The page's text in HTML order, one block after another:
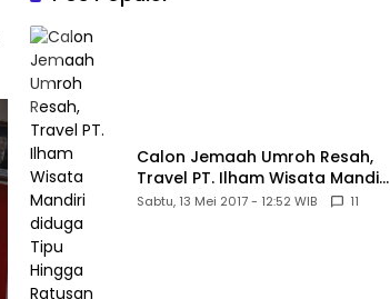
Calon Jemaah Umroh Resah,
Travel PT. Ilham Wisata Mandiri
diduga Tipu Hingga Ratusan
Sabtu, 13 Mei 2017 - 12:52 WIB 11